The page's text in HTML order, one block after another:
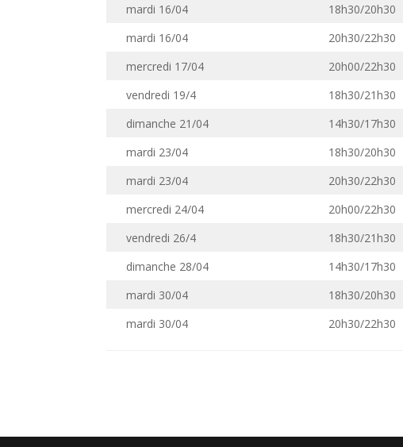
mardi 16/04
18h30/20h30
mardi 16/04
20h30/22h30
mercredi 17/04
20h00/22h30
vendredi 19/4
18h30/21h30
dimanche 21/04
14h30/17h30
mardi 23/04
18h30/20h30
mardi 23/04
20h30/22h30
mercredi 24/04
20h00/22h30
vendredi 26/4
18h30/21h30
dimanche 28/04
14h30/17h30
mardi 30/04
18h30/20h30
mardi 30/04
20h30/22h30